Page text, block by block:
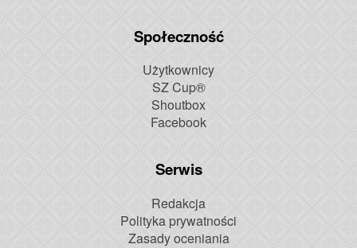
Społeczność
Użytkownicy
SZ Cup®
Shoutbox
Facebook
Serwis
Redakcja
Polityka prywatności
Zasady oceniania